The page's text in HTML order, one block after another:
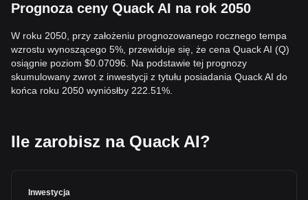
Prognoza ceny Quack AI na rok 2050
W roku 2050, przy założeniu prognozowanego rocznego tempa
wzrostu wynoszącego 5%, przewiduje się, że cena Quack AI (Q)
osiągnie poziom $0.07096. Na podstawie tej prognozy
skumulowany zwrot z inwestycji z tytułu posiadania Quack AI do
końca roku 2050 wyniósłby 222.51%.
Ile zarobisz na Quack AI?
Inwestycja